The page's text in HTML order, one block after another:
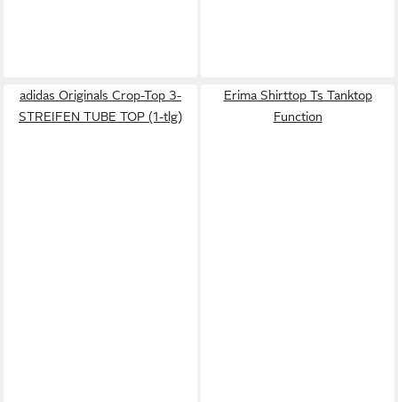
adidas Originals Crop-Top 3-
STREIFEN TUBE TOP (1-tlg)
Erima Shirttop Ts Tanktop
Function